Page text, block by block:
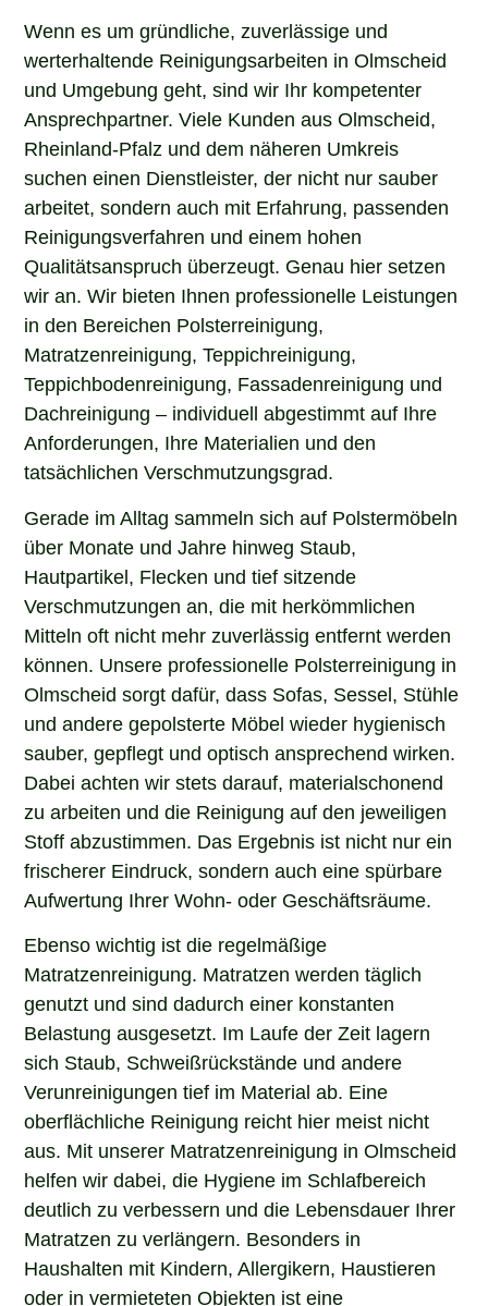
Wenn es um gründliche, zuverlässige und
werterhaltende Reinigungsarbeiten in Olmscheid
und Umgebung geht, sind wir Ihr kompetenter
Ansprechpartner. Viele Kunden aus Olmscheid,
Rheinland-Pfalz und dem näheren Umkreis
suchen einen Dienstleister, der nicht nur sauber
arbeitet, sondern auch mit Erfahrung, passenden
Reinigungsverfahren und einem hohen
Qualitätsanspruch überzeugt. Genau hier setzen
wir an. Wir bieten Ihnen professionelle Leistungen
in den Bereichen Polsterreinigung,
Matratzenreinigung, Teppichreinigung,
Teppichbodenreinigung, Fassadenreinigung und
Dachreinigung – individuell abgestimmt auf Ihre
Anforderungen, Ihre Materialien und den
tatsächlichen Verschmutzungsgrad.
Gerade im Alltag sammeln sich auf Polstermöbeln
über Monate und Jahre hinweg Staub,
Hautpartikel, Flecken und tief sitzende
Verschmutzungen an, die mit herkömmlichen
Mitteln oft nicht mehr zuverlässig entfernt werden
können. Unsere professionelle Polsterreinigung in
Olmscheid sorgt dafür, dass Sofas, Sessel, Stühle
und andere gepolsterte Möbel wieder hygienisch
sauber, gepflegt und optisch ansprechend wirken.
Dabei achten wir stets darauf, materialschonend
zu arbeiten und die Reinigung auf den jeweiligen
Stoff abzustimmen. Das Ergebnis ist nicht nur ein
frischerer Eindruck, sondern auch eine spürbare
Aufwertung Ihrer Wohn- oder Geschäftsräume.
Ebenso wichtig ist die regelmäßige
Matratzenreinigung. Matratzen werden täglich
genutzt und sind dadurch einer konstanten
Belastung ausgesetzt. Im Laufe der Zeit lagern
sich Staub, Schweißrückstände und andere
Verunreinigungen tief im Material ab. Eine
oberflächliche Reinigung reicht hier meist nicht
aus. Mit unserer Matratzenreinigung in Olmscheid
helfen wir dabei, die Hygiene im Schlafbereich
deutlich zu verbessern und die Lebensdauer Ihrer
Matratzen zu verlängern. Besonders in
Haushalten mit Kindern, Allergikern, Haustieren
oder in vermieteten Objekten ist eine